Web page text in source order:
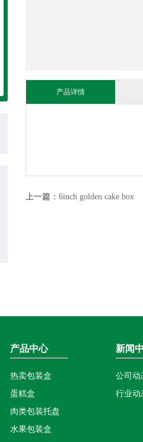
产品详情
上一篇： 6inch golden cake box
产品中心
热卖包装盒
蛋糕盒
肉类包装托盘
水果包装盒
新闻
公司动
行业动